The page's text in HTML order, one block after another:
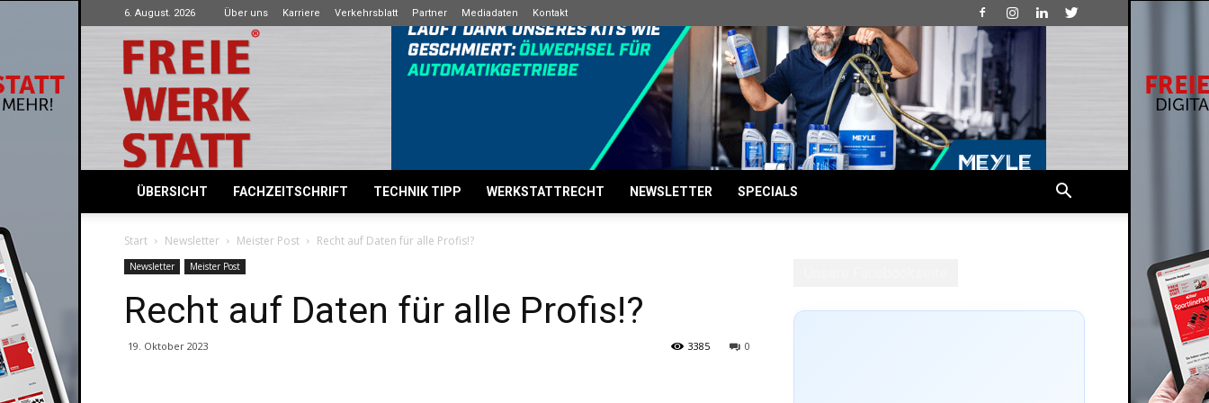
6. August. 2026 Über uns Karriere Verkehrsblatt Partner Mediadaten Kontakt
Freie
Werkstatt
ÜBERSICHT FACHZEITSCHRIFT TECHNIK TIPP WERKSTATTRECHT NEWSLETTER SPECIALS
Start Newsletter Meister Post Recht auf Daten für alle Profis!?
Newsletter Meister Post
Recht auf Daten für alle Profis!?
19. Oktober 2023 0
3385